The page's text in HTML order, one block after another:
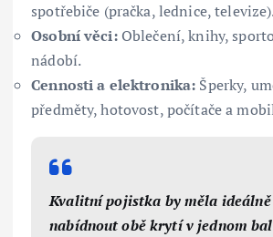
spotřebiče (pračka, lednice,
Osobní věci:Oblečení, knihy,
nádobí.
Cennosti a elektronika: Šperky,
předměty, hotovost, počítače a
Kvalitní pojistka by měla ideálně
nabídnout obě krytí v jednom